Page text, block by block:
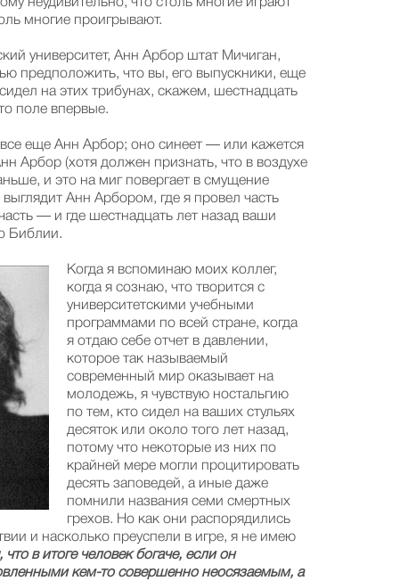
неудивительно, что столь многие играют
многие проигрывают.
университет, Анн Арбор штат Мичиган,
предположить, что вы, его выпускники, еще
на этих трибунах, скажем, шестнадцать
поле впервые.
еще Анн Арбор; оно синеет — или кажется
Арбор (хотя должен признать, что в воздухе
и это на миг повергает в смущение
Анн Арбором, где я провел часть
— и где шестнадцать лет назад ваши
Библии.
Когда я вспоминаю моих коллег,
когда я сознаю, что творится с
университетскими учебными
программами по всей стране, когда
я отдаю себе отчет в давлении,
которое так называемый
современный мир оказывает на
молодежь, я чувствую ностальгию
по тем, кто сидел на ваших стульях
десяток или около того лет назад,
потому что некоторые из них по
крайней мере могли процитировать
десять заповедей, а иные даже
помнили названия семи смертных
грехов. Но как они распорядились
и насколько преуспели в игре, я не имею
в итоге человек богаче, если он
кем-то совершенно неосязаемым, а